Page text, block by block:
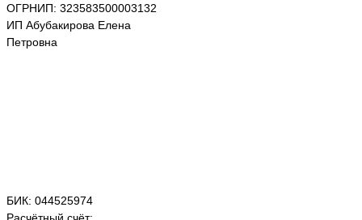
ОГРНИП: 323583500003132
ИП Абубакирова Елена
Петровна
БИК: 044525974